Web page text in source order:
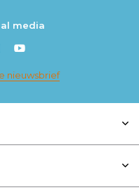
media
nieuwsbrief